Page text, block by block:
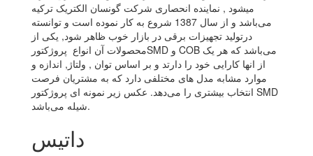
میشود , نماینده انحصاری شرکت گونسان الکتریک ترکیه
می‌باشد و از سال 1387 شروع به کار نموده است و توانسته
درتولید تجهیزات برقی در بازار خوب ظاهر شود, یکی از
محصولات آن انواع پروژکتورSMD و COB می‌باشد که هر یک
از انها کارایی خود را دارتد و بر اساس توان , ولتاژ, اندازه و
موارد مشابه مدل های مختلفی دارد که به مشتریان فرصت
انتخاب بیشتری را می‌دهد. عکس زیر نمونه ای پروژکتور SMD
شیله می‌باشد.
داتیس